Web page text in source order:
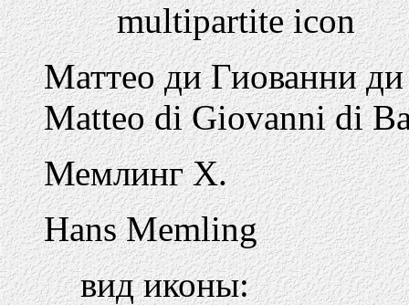
multipartite icon
Маттео ди Гиованни
Matteo di Giovanni di
Мемлинг Х.
Hans Memling
вид иконы: